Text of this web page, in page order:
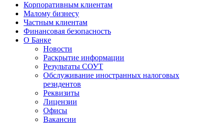
Корпоративным клиентам
Малому бизнесу
Частным клиентам
Финансовая безопасность
О Банке
Новости
Раскрытие информации
Результаты СОУТ
Обслуживание иностранных налоговых
резидентов
Реквизиты
Лицензии
Офисы
Вакансии